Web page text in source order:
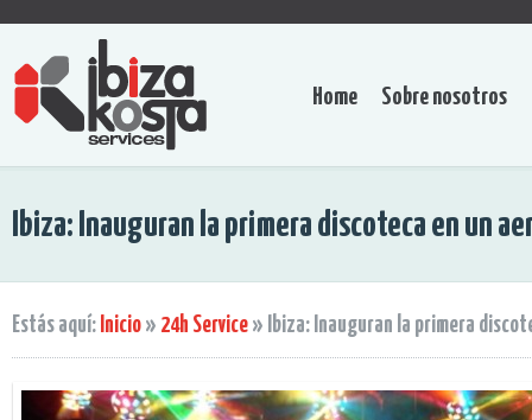
Home Sobre nosotros
Ibiza: Inauguran la primera discoteca en un
Estás aquí: Inicio » 24h Service » Ibiza: Inauguran la primera